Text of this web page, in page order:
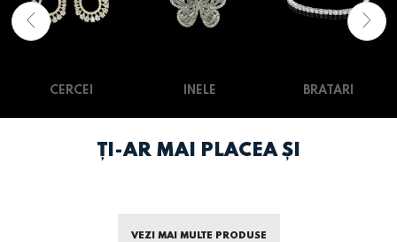
CERCEI INELE BRATARI
ȚI-AR MAI PLACEA ȘI
VEZI MAI MULTE PRODUSE